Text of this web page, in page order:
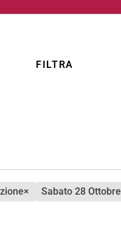
FILTRA
× sabato 28 Ottobre